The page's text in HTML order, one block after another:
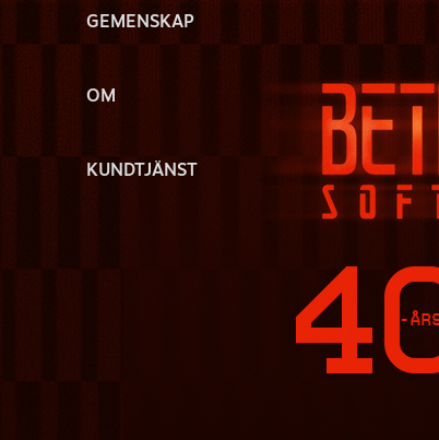
GEMENSKAP
OM
KUNDTJÄNST